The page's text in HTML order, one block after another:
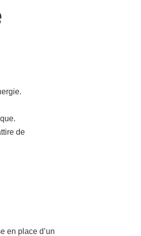
de
en place d’un